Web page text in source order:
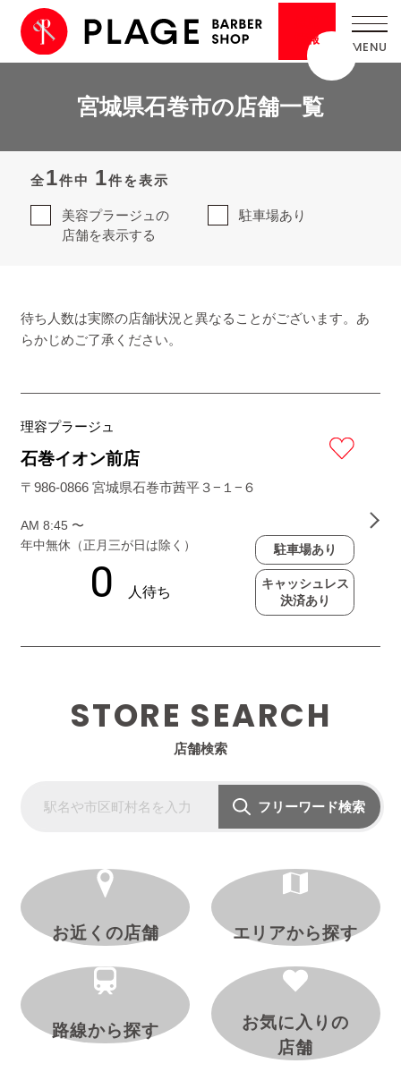
情報
宮城県石巻市の店舗一覧
全1件中 1件を表示
美容プラージュの
店舗を表示する
駐車場あり
待ち人数は実際の店舗状況と異なることがございます。あ
らかじめご了承ください。
理容プラージュ
石巻イオン前店
〒986-0866 宮城県石巻市茜平３−１−６
AM 8:45 〜
年中無休（正月三が日は除く）
駐車場あり
キャッシュレス
決済あり
STORE SEARCH
店舗検索
フリーワード検索
お近くの店舗 エリアから探す
路線から探す
お気に入りの
店舗